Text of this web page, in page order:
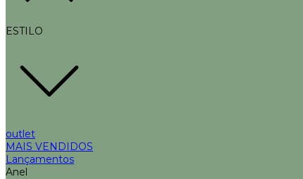
ESTILO
outlet
MAIS VENDIDOS
Lançamentos
Anel